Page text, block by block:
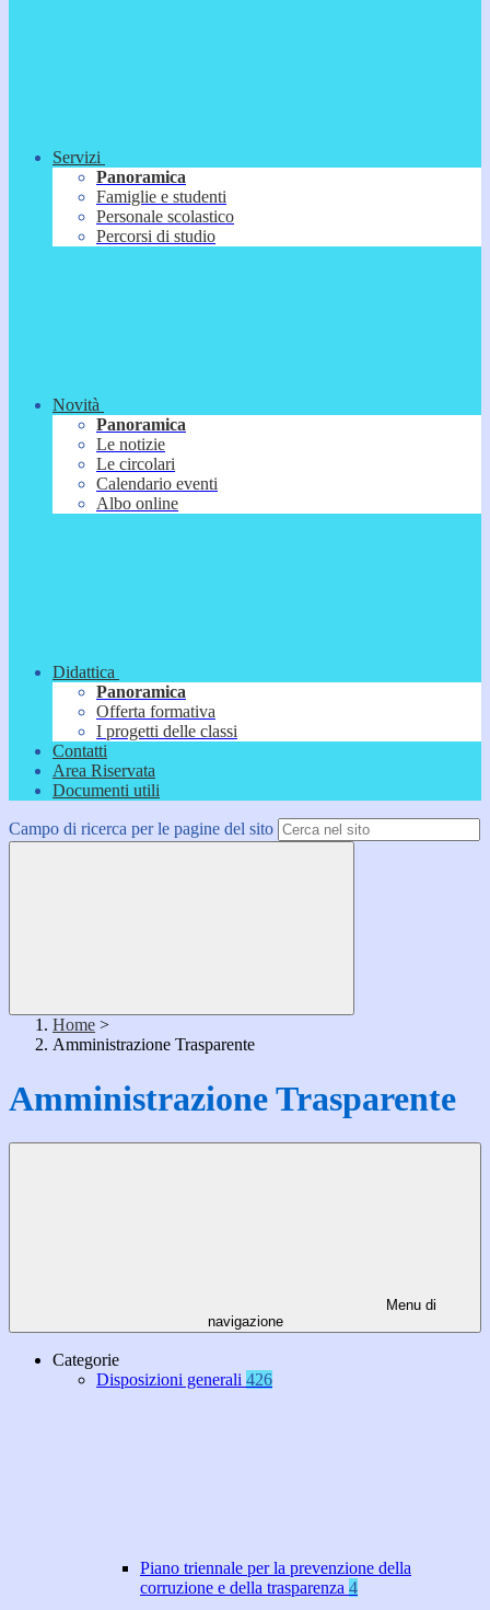
Servizi
Panoramica
Famiglie e studenti
Personale scolastico
Percorsi di studio
Novità
Panoramica
Le notizie
Le circolari
Calendario eventi
Albo online
Didattica
Panoramica
Offerta formativa
I progetti delle classi
Contatti
Area Riservata
Documenti utili
Campo di ricerca per le pagine del sito
Home >
Amministrazione Trasparente
Amministrazione Trasparente
Menu di
navigazione
Categorie
Disposizioni generali 426
Piano triennale per la prevenzione della
corruzione e della trasparenza 4